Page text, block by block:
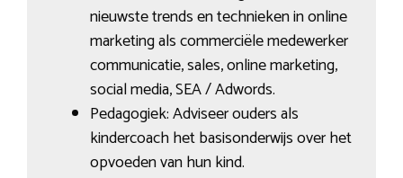
nieuwste trends en technieken in online
marketing als commerciële medewerker
communicatie, sales, online marketing,
social media, SEA / Adwords.
Pedagogiek: Adviseer ouders als
kindercoach het basisonderwijs over het
opvoeden van hun kind.